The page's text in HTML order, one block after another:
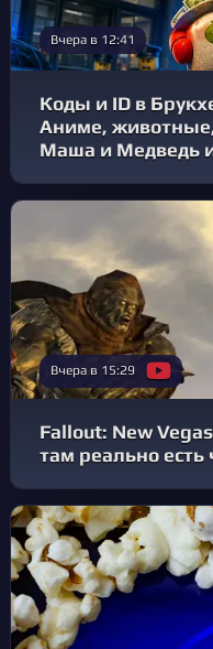
Вчера в 12:41
Коды и ID в
Аниме,
Маша и Медведь
Вчера в 15:29
Fallout: New
там реально есть